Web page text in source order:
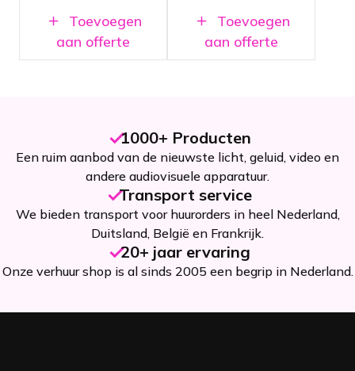
toepassingen
Toevoegen
aan offerte
Toevoegen
aan offerte
1000+ Producten
Een ruim aanbod van de nieuwste licht, geluid, video en
andere audiovisuele apparatuur.
Transport service
We bieden transport voor huurorders in heel Nederland,
Duitsland, België en Frankrijk.
20+ jaar ervaring
Onze verhuur shop is al sinds 2005 een begrip in Nederland.